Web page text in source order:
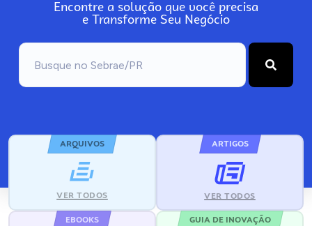
Encontre a solução que você precisa
e Transforme Seu Negócio
ARQUIVOS
VER TODOS
ARTIGOS
VER TODOS
EBOOKS GUIA DE INOVAÇÃO